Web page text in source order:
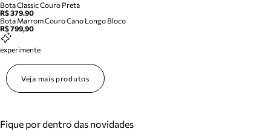
Bota Classic Couro Preta
R$ 379,90
Bota Marrom Couro Cano Longo Bloco
R$ 799,90
experimente
Veja mais produtos
Fique por dentro das novidades